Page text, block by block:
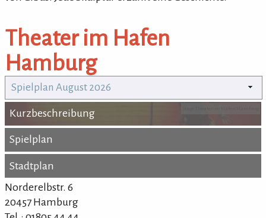
Theater im Hafen
Hamburg
Spielplan August 2026
Kurzbeschreibung
Kurzbeschreibung
Spielplan
Spielplan
Stadtplan
Stadtplan
Norderelbstr. 6
20457 Hamburg